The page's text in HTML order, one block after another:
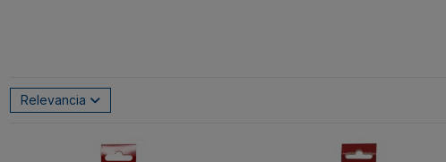
Relevancia